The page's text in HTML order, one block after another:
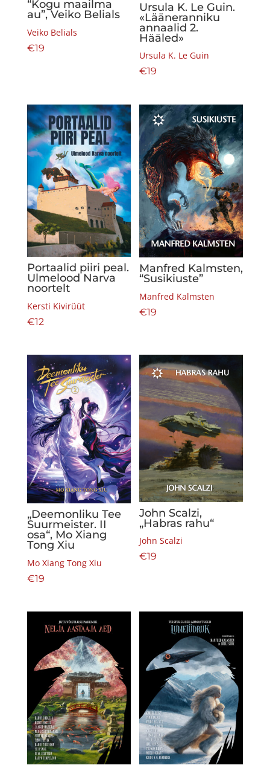
“Kogu maailma
au”, Veiko Belials
Veiko Belials
€19
Ursula K. Le Guin.
«Lääneranniku
annaalid 2.
Hääled»
Ursula K. Le Guin
€19
Portaalid piiri peal.
Ulmelood Narva
noortelt
Kersti Kivirüüt
€12
Manfred Kalmsten,
“Susikiuste”
Manfred Kalmsten
€19
„Deemonliku Tee
Suurmeister. II
osa“, Mo Xiang
Tong Xiu
Mo Xiang Tong Xiu
€19
John Scalzi,
„Habras rahu“
John Scalzi
€19